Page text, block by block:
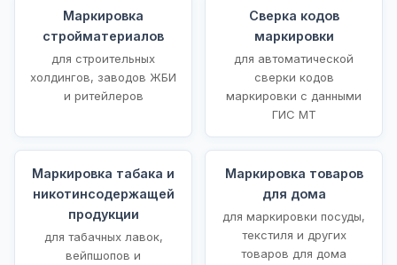
Маркировка
стройматериалов
для строительных
холдингов, заводов ЖБИ
и ритейлеров
Сверка кодов
маркировки
для автоматической
сверки кодов
маркировки с данными
ГИС МТ
Маркировка табака и
никотинсодержащей
продукции
для табачных лавок,
вейпшопов и
Маркировка товаров
для дома
для маркировки посуды,
текстиля и других
товаров для дома